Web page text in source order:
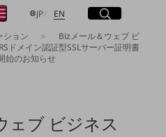
、
エコシステムです。
JP日本語
EN Englishサイト内検索
開く
ニュー
く
ション
Bizメール＆ウェブ ビ
ドメイン認証型SSLサーバー証明書
始のお知らせ
ェブ ビジネス